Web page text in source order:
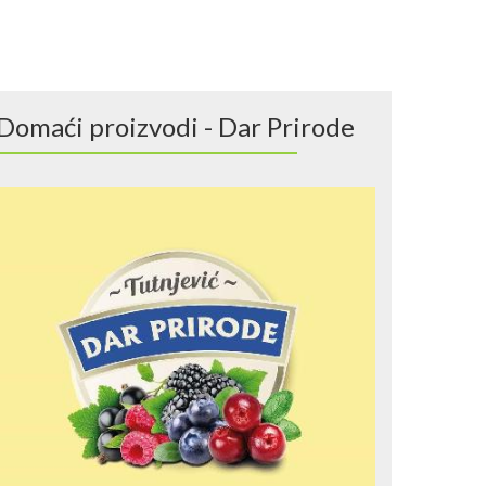
proizvodi - Dar Prirode